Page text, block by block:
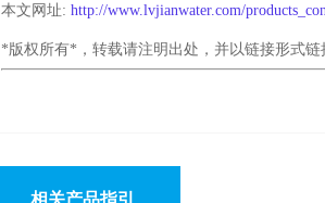
本文网址:http://www.lvjianwater.com/
*版权所有*，转载请注明出处，并以链接形式链
相关产品指引